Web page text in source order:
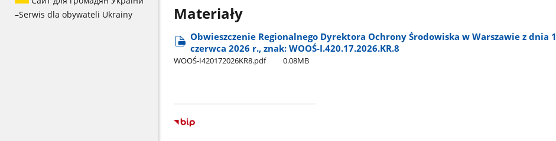
–Serwis dla obywateli Ukrainy Materiały
Obwieszczenie Regionalnego Dyrektora Ochrony Środowiska w Warszawie z dnia 1
czerwca 2026 r., znak: WOOŚ-I.420.17.2026.KR.8
WOOŚ-I420172026KR8.pdf 0.08MB